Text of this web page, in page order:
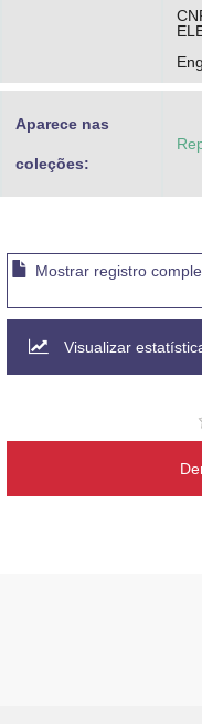
Aparece nas
coleções:
Mostrar registro
Visualizar